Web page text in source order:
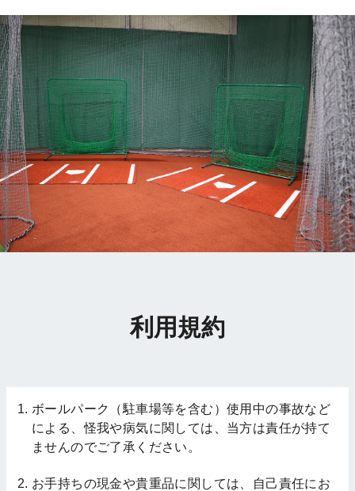
利用規約
ボールパーク（駐車場等を含む）使用中の事故など
による、怪我や病気に関しては、当方は責任が持て
ませんのでご了承ください。
お手持ちの現金や貴重品に関しては、自己責任にお